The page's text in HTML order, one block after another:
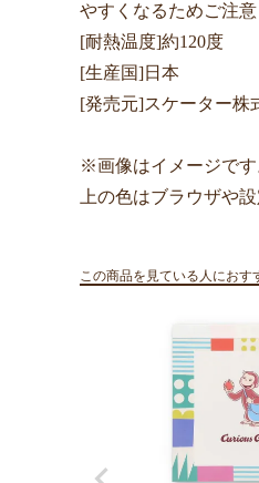
やすくなるためご注意
[耐熱温度]約120度
[生産国]日本
[発売元]スケーター株
※画像はイメージで
上の色はブラウザや
この商品を見ている人におす